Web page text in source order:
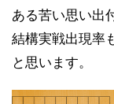
ある苦い思い出
結構実戦出現率
と思います。